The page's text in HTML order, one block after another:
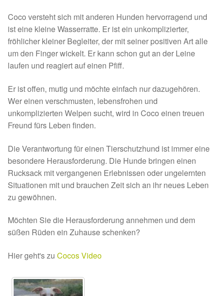
Notnasen noch im Ausland
Notnasen mit Handicap
Wichtige Gedanken vor der Adoption
Sicherheitsgeschirr
Mittelmeerkrankheiten
Leishmaniose
Qualzucht bei Hunden
Sonderfarben bei Hunden
Zwingerhusten
Coco versteht sich mit anderen Hunden hervorragend und
ist eine kleine Wasserratte. Er ist ein unkomplizierter,
fröhlicher kleiner Begleiter, der mit seiner positiven Art alle
um den Finger wickelt. Er kann schon gut an der Leine
laufen und reagiert auf einen Pfiff.
Er ist offen, mutig und möchte einfach nur dazugehören.
Wer einen verschmusten, lebensfrohen und
unkomplizierten Welpen sucht, wird in Coco einen treuen
Freund fürs Leben finden.
Die Verantwortung für einen Tierschutzhund ist immer eine
besondere Herausforderung. Die Hunde bringen einen
Rucksack mit vergangenen Erlebnissen oder ungelernten
Situationen mit und brauchen Zeit sich an ihr neues Leben
zu gewöhnen.
Möchten Sie die Herausforderung annehmen und dem
süßen Rüden ein Zuhause schenken?
Hier geht's zu Cocos Video